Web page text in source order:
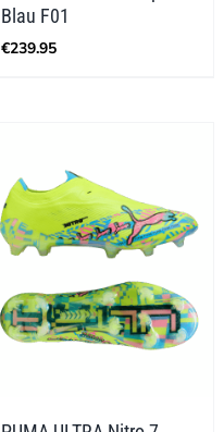
Blau F01
€239.95